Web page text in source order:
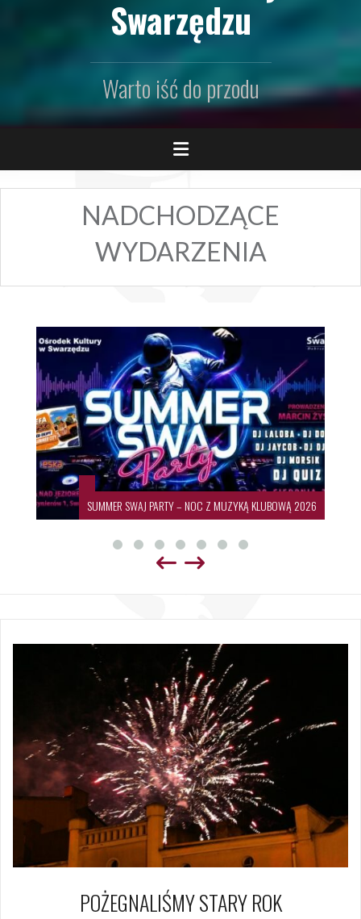
Swarzędzu
Warto iść do przodu
NADCHODZĄCE
WYDARZENIA
SUMMER SWAJ PARTY – NOC Z MUZYKĄ KLUBOWĄ 2026
POŻEGNALIŚMY STARY ROK